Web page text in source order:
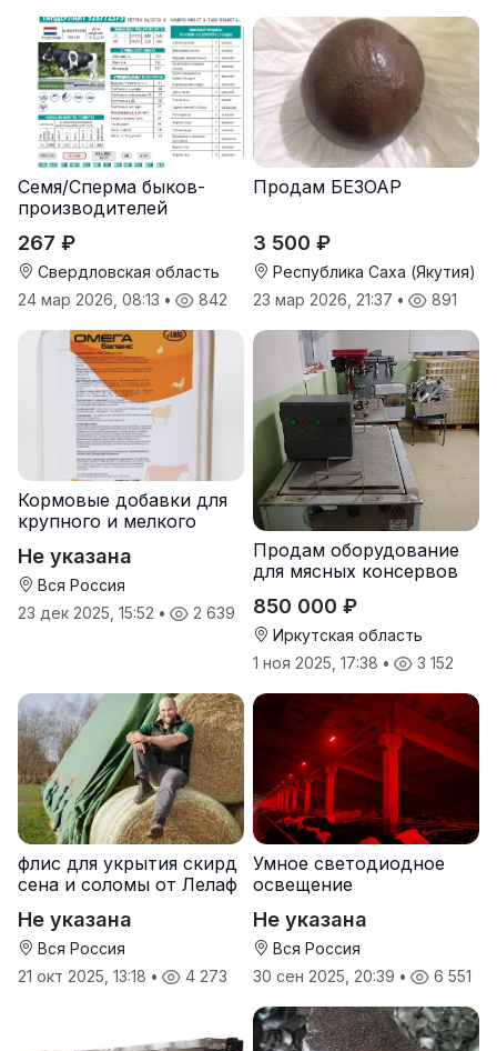
Семя/Сперма быков-
производителей
267 ₽
Свердловская область
24 мар 2026, 08:13 • 842
Продам БЕЗОАР
3 500 ₽
Республика Саха (Якутия)
23 мар 2026, 21:37 • 891
Кормовые добавки для
крупного и мелкого
Не указана
Вся Россия
23 дек 2025, 15:52 • 2 639
Продам оборудование
для мясных консервов
850 000 ₽
Иркутская область
1 ноя 2025, 17:38 • 3 152
флис для укрытия скирд
сена и соломы от Лелаф
Не указана
Вся Россия
21 окт 2025, 13:18 • 4 273
Умное светодиодное
освещение
Не указана
Вся Россия
30 сен 2025, 20:39 • 6 551